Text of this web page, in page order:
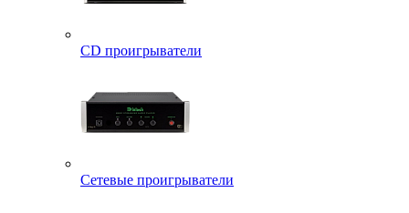
CD проигрыватели
Сетевые проигрыватели